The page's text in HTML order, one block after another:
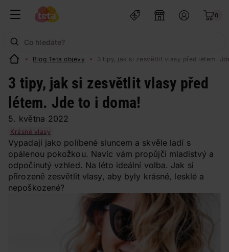
0
Blog Teta objevy 3 tipy, jak si zesvětlit vlasy před létem.
3 tipy, jak si zesvětlit vlasy před
létem. Jde to i doma!
5. května 2022
Krásné vlasy
Vypadají jako políbené sluncem a skvěle ladí s
opálenou pokožkou. Navíc vám propůjčí mladistvý a
odpočinutý vzhled. Na léto ideální volba. Jak si
přirozeně zesvětlit vlasy, aby byly krásné, lesklé a
nepoškozené?